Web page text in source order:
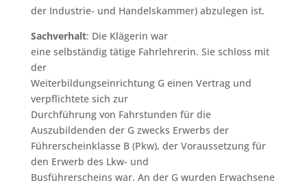
der Industrie- und Handelskammer) abzulegen ist.
Sachverhalt: Die Klägerin war
eine selbständig tätige Fahrlehrerin. Sie schloss mit
der
Weiterbildungseinrichtung G einen Vertrag und
verpflichtete sich zur
Durchführung von Fahrstunden für die
Auszubildenden der G zwecks Erwerbs der
Führerscheinklasse B (Pkw), der Voraussetzung für
den Erwerb des Lkw- und
Busführerscheins war. An der G wurden Erwachsene